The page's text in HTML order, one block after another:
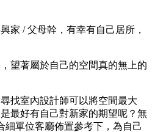
家 /父母幹， 有幸有自己居所，
望著屬於自己的空間真的無上的
找室內設計師可以將空間最大
最好有自己對新家的期望呢？無
細單位客廳佈置參考下，為自己